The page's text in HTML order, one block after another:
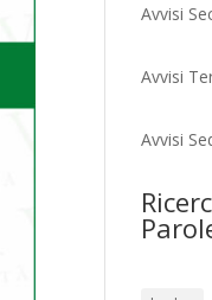
Avvisi
Avvisi
Avvisi